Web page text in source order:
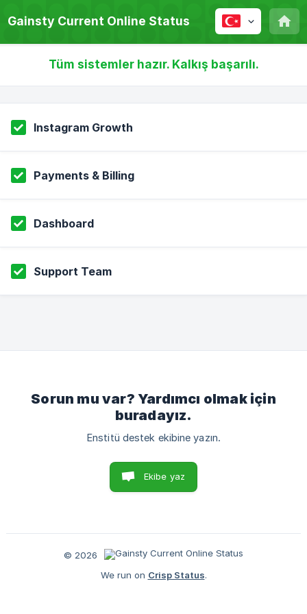
Gainsty Current Online Status
Tüm sistemler hazır. Kalkış başarılı.
Instagram Growth
Payments & Billing
Dashboard
Support Team
Sorun mu var? Yardımcı olmak için
buradayız.
Enstitü destek ekibine yazın.
Ekibe yaz
© 2026
We run on Crisp Status.